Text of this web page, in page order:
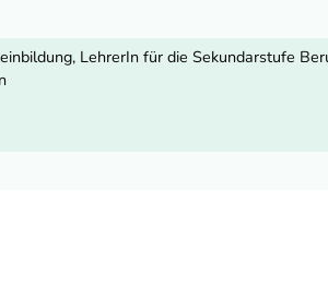
LehrerIn für die Sekundarstufe
Link